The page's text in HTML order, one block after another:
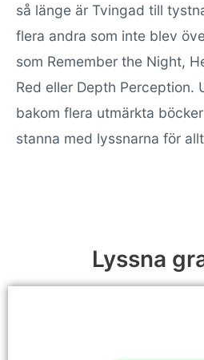
så länge är Tvingad till
flera andra som inte blev
som Remember the Night,
Red eller Depth Perception.
bakom flera utmärkta
stanna med lyssnarna för
Lyssna